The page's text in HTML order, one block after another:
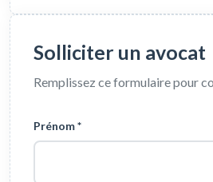
Solliciter un avocat
Remplissez ce formulaire pour
Prénom *